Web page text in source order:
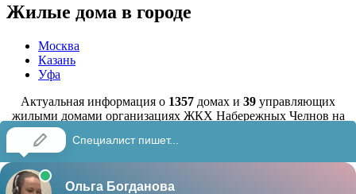
Жилые дома в городе
Москва
Казань
Уфа
Актуальная информация о 1357 домах и 39 управляющих
жилыми домами организациях ЖКХ Набережных Челнов на
gorodchelny.ru • Жилые дома Набережных Челнов •